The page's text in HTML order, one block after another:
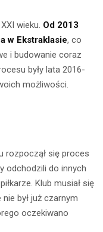
wieku. Od 2013
w Ekstraklasie, co
i budowanie coraz
były lata 2016-
możliwości.
rozpoczął się proces
odchodzili do innych
Klub musiał się
był już czarnym
oczekiwano